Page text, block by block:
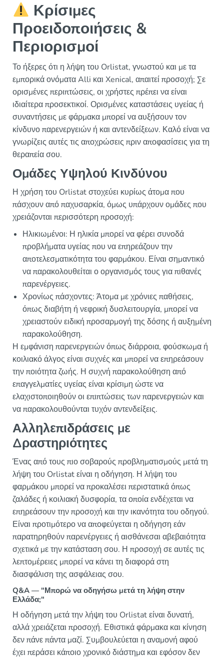
Κρίσιμες
Προειδοποιήσεις &
Περιορισμοί
Το ήξερες ότι η λήψη του Orlistat, γνωστού και με τα
εμπορικά ονόματα Alli και Xenical, απαιτεί προσοχή; Σε
ορισμένες περιπτώσεις, οι χρήστες πρέπει να είναι
ιδιαίτερα προσεκτικοί. Ορισμένες καταστάσεις υγείας ή
συναντήσεις με φάρμακα μπορεί να αυξήσουν τον
κίνδυνο παρενεργειών ή και αντενδείξεων. Καλό είναι να
γνωρίζεις αυτές τις αποχρώσεις πριν αποφασίσεις για τη
θεραπεία σου.
Ομάδες Υψηλού Κινδύνου
Η χρήση του Orlistat στοχεύει κυρίως άτομα που
πάσχουν από παχυσαρκία, όμως υπάρχουν ομάδες που
χρειάζονται περισσότερη προσοχή:
Ηλικιωμένοι: Η ηλικία μπορεί να φέρει συνοδά
προβλήματα υγείας που να επηρεάζουν την
αποτελεσματικότητα του φαρμάκου. Είναι σημαντικό
να παρακολουθείται ο οργανισμός τους για πιθανές
παρενέργειες.
Χρονίως πάσχοντες: Άτομα με χρόνιες παθήσεις,
όπως διαβήτη ή νεφρική δυσλειτουργία, μπορεί να
χρειαστούν ειδική προσαρμογή της δόσης ή αυξημένη
παρακολούθηση.
Η εμφάνιση παρενεργειών όπως διάρροια, φούσκωμα ή
κοιλιακό άλγος είναι συχνές και μπορεί να επηρεάσουν
την ποιότητα ζωής. Η συχνή παρακολούθηση από
επαγγελματίες υγείας είναι κρίσιμη ώστε να
ελαχιστοποιηθούν οι επιπτώσεις των παρενεργειών και
να παρακολουθούνται τυχόν αντενδείξεις.
Αλληλεπιδράσεις με
Δραστηριότητες
Ένας από τους πιο σοβαρούς προβληματισμούς μετά τη
λήψη του Orlistat είναι η οδήγηση. Η λήψη του
φαρμάκου μπορεί να προκαλέσει περιστατικά όπως
ζαλάδες ή κοιλιακή δυσφορία, τα οποία ενδέχεται να
επηρεάσουν την προσοχή και την ικανότητα του οδηγού.
Είναι προτιμότερο να αποφεύγεται η οδήγηση εάν
παρατηρηθούν παρενέργειες ή αισθάνεσαι αβεβαιότητα
σχετικά με την κατάσταση σου. Η προσοχή σε αυτές τις
λεπτομέρειες μπορεί να κάνει τη διαφορά στη
διασφάλιση της ασφάλειας σου.
Q&A — "Μπορώ να οδηγήσω μετά τη λήψη στην
Ελλάδα;"
Η οδήγηση μετά την λήψη του Orlistat είναι δυνατή,
αλλά χρειάζεται προσοχή. Εθιστικά φάρμακα και κίνηση
δεν πάνε πάντα μαζί. Συμβουλεύεται η αναμονή αφού
έχει περάσει κάποιο χρονικό διάστημα και εφόσον δεν